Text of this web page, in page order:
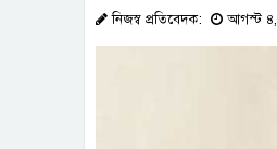
নিজস্ব প্রতিবেদক: আগস্ট